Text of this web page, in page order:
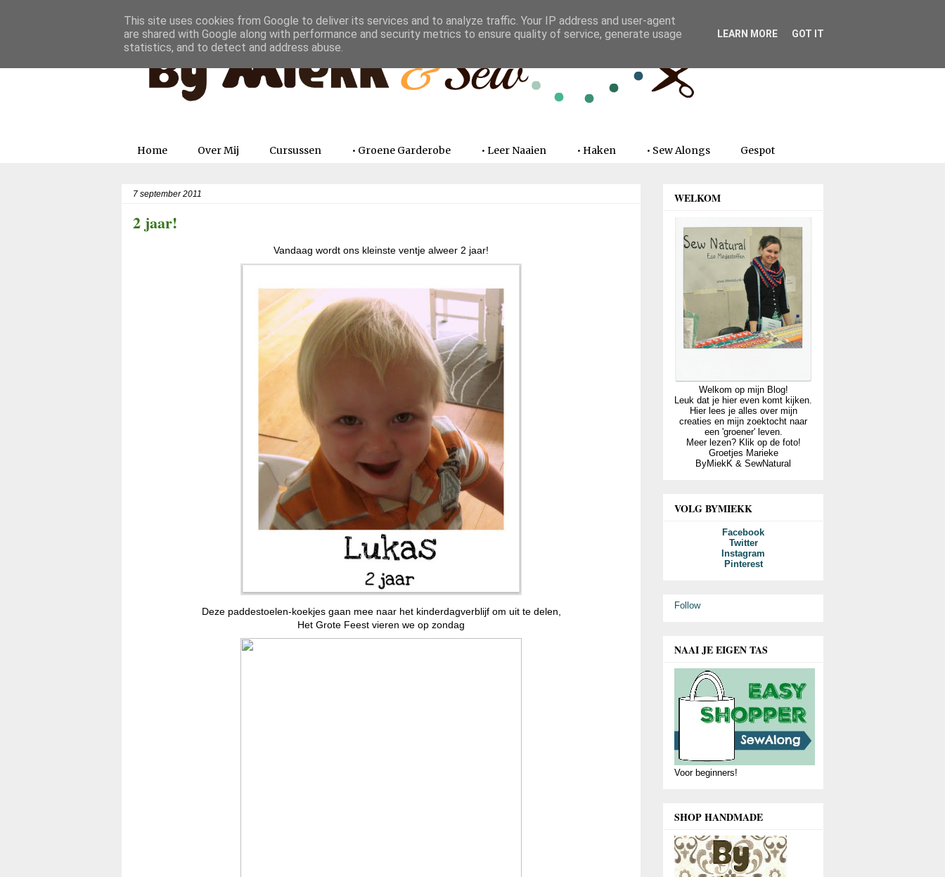
Home Over Mij Cursussen • Groene Garderobe • Leer Naaien • Haken • Sew Alongs Gespot
7 september 2011
2 jaar!
Vandaag wordt ons kleinste ventje alweer 2 jaar!
Deze paddestoelen-koekjes gaan mee naar het kinderdagverblijf om uit te delen,
Het Grote Feest vieren we op zondag
WELKOM
Welkom op mijn Blog!
Leuk dat je hier even komt kijken.
Hier lees je alles over mijn
creaties en mijn zoektocht naar
een 'groener' leven.
Meer lezen? Klik op de foto!
Groetjes Marieke
ByMiekK & SewNatural
VOLG BYMIEKK
Facebook
Twitter
Instagram
Pinterest
Follow
NAAI JE EIGEN TAS
Voor beginners!
SHOP HANDMADE
This site uses cookies from Google to deliver its services and to analyze traffic. Your IP address and user-agent
are shared with Google along with performance and security metrics to ensure quality of service, generate usage
statistics, and to detect and address abuse.
LEARN MORE GOT IT